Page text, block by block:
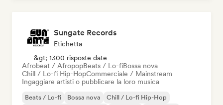
Sungate Records
Etichetta
&gt; 1300 risposte date
Afrobeat / AfropopBeats / Lo-fiBossa nova
Chill / Lo-fi Hip-HopCommerciale / Mainstream
Ingaggiare artisti o pubblicare la loro musica
Beats / Lo-fi Bossa nova
Chill / Lo-fi Hip-Hop